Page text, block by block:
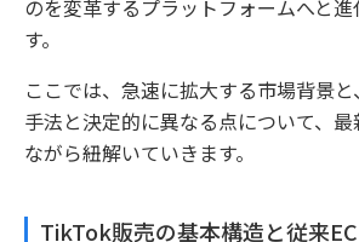
のを変革するプラットフォームへと
す。
ここでは、急速に拡大する市場背景
手法と決定的に異なる点について、
ながら紐解いていきます。
TikTok販売の基本構造と従来